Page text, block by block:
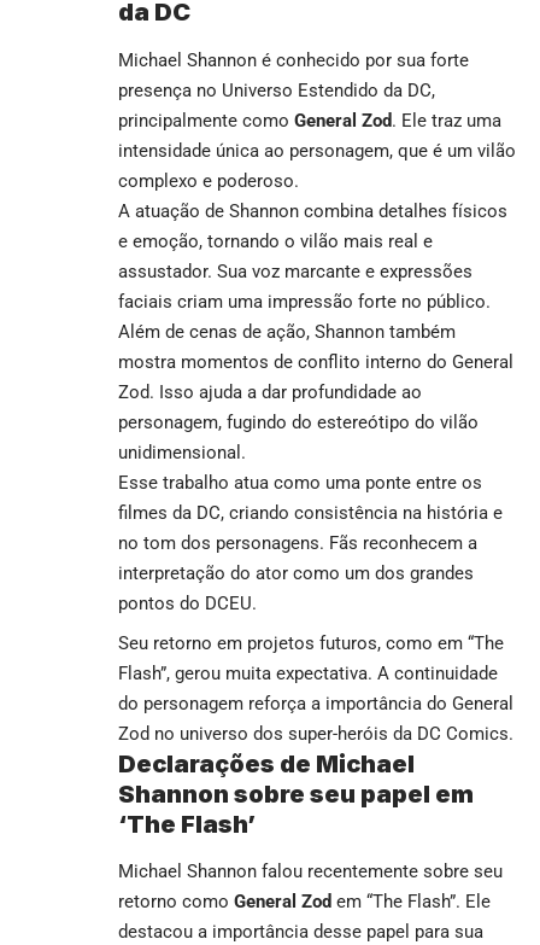
da DC
Michael Shannon é conhecido por sua forte
presença no Universo Estendido da DC,
principalmente como General Zod. Ele traz uma
intensidade única ao personagem, que é um vilão
complexo e poderoso.
A atuação de Shannon combina detalhes físicos
e emoção, tornando o vilão mais real e
assustador. Sua voz marcante e expressões
faciais criam uma impressão forte no público.
Além de cenas de ação, Shannon também
mostra momentos de conflito interno do General
Zod. Isso ajuda a dar profundidade ao
personagem, fugindo do estereótipo do vilão
unidimensional.
Esse trabalho atua como uma ponte entre os
filmes da DC, criando consistência na história e
no tom dos personagens. Fãs reconhecem a
interpretação do ator como um dos grandes
pontos do DCEU.
Seu retorno em projetos futuros, como em “The
Flash”, gerou muita expectativa. A continuidade
do personagem reforça a importância do General
Zod no universo dos super-heróis da DC Comics.
Declarações de Michael
Shannon sobre seu papel em
‘The Flash’
Michael Shannon falou recentemente sobre seu
retorno como General Zod em “The Flash”. Ele
destacou a importância desse papel para sua